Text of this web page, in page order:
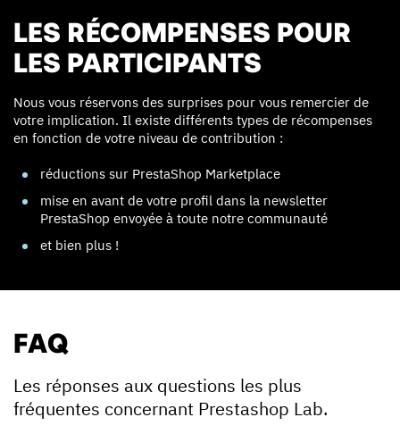
LES RÉCOMPENSES POUR
LES PARTICIPANTS
Nous vous réservons des surprises pour vous remercier de
votre implication. Il existe différents types de récompenses
en fonction de votre niveau de contribution :
réductions sur PrestaShop Marketplace
mise en avant de votre profil dans la newsletter
PrestaShop envoyée à toute notre communauté
et bien plus !
FAQ
Les réponses aux questions les plus
fréquentes concernant Prestashop Lab.